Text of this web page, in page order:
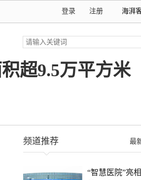
海湃
注册
登录
超9.5万平方米
最
频道推荐
“智慧医院”亮